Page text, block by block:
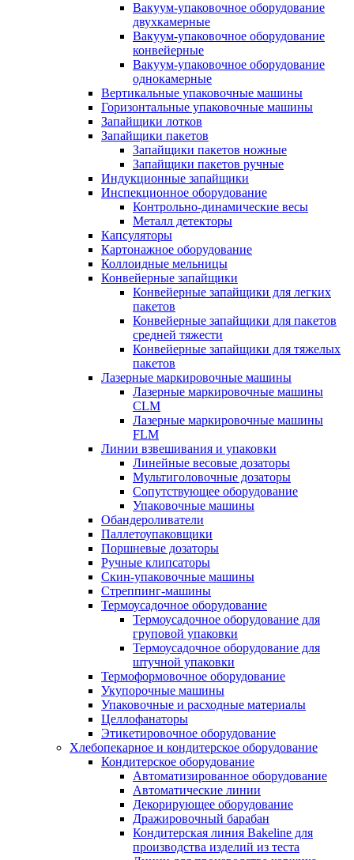
Вакуум-упаковочное оборудование
двухкамерные
Вакуум-упаковочное оборудование
конвейерные
Вакуум-упаковочное оборудование
однокамерные
Вертикальные упаковочные машины
Горизонтальные упаковочные машины
Запайщики лотков
Запайщики пакетов
Запайщики пакетов ножные
Запайщики пакетов ручные
Индукционные запайщики
Инспекционное оборудование
Контрольно-динамические весы
Металл детекторы
Капсуляторы
Картонажное оборудование
Коллоидные мельницы
Конвейерные запайщики
Конвейерные запайщики для легких
пакетов
Конвейерные запайщики для пакетов
средней тяжести
Конвейерные запайщики для тяжелых
пакетов
Лазерные маркировочные машины
Лазерные маркировочные машины
CLM
Лазерные маркировочные машины
FLM
Линии взвешивания и упаковки
Линейные весовые дозаторы
Мультиголовочные дозаторы
Сопутствующее оборудование
Упаковочные машины
Обандероливатели
Паллетоупаковщики
Поршневые дозаторы
Ручные клипсаторы
Скин-упаковочные машины
Стреппинг-машины
Термоусадочное оборудование
Термоусадочное оборудование для
груповой упаковки
Термоусадочное оборудование для
штучной упаковки
Термоформовочное оборудование
Укупорочные машины
Упаковочные и расходные материалы
Целлофанаторы
Этикетировочное оборудование
Хлебопекарное и кондитерское оборудование
Кондитерское оборудование
Автоматизированное оборудование
Автоматические линии
Декорирующее оборудование
Дражировочный барабан
Кондитерская линия Bakeline для
производства изделий из теста